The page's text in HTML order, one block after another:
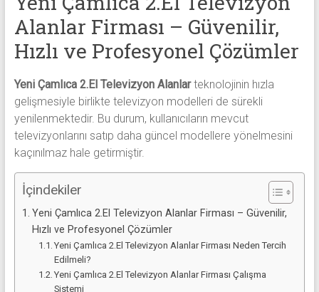
hemen
bize
satarak
ödeme
alabilirsiniz.
TV
alanlar
adresten
alım
yapıyor
Alanlar Firması – Güvenilir,
Hızlı ve Profesyonel Çözümler
Yeni Çamlıca 2.El Televizyon Alanlarteknolojinin hızla
gelişmesiyle birlikte televizyon modelleri de sürekli
yenilenmektedir. Bu durum, kullanıcıların mevcut
televizyonlarını satıp daha güncel modellere yönelmesini
kaçınılmaz hale getirmiştir.
İçindekiler
Yeni Çamlıca 2.El Televizyon Alanlar Firması – Güvenilir,
Hızlı ve Profesyonel Çözümler
Yeni Çamlıca 2.El Televizyon Alanlar Firması Neden Tercih
Edilmeli?
Yeni Çamlıca 2.El Televizyon Alanlar Firması Çalışma
Sistemi